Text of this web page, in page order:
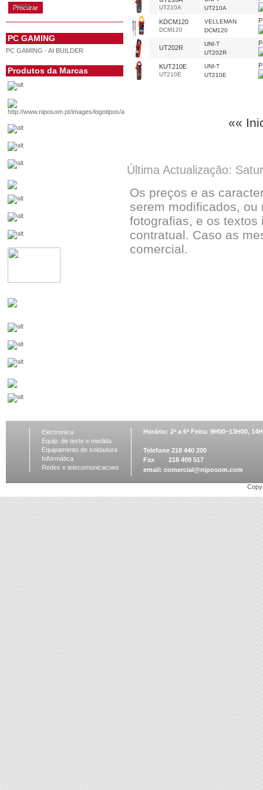
conta
PC GAMING
PC GAMING - AI BUILDER
Produtos da Marcas
UT210A
UT210A
KDCM120
DCM120
VELLEMAN
DCM120
UT202R
UNI-T
UT202R
KUT210E
UT210E
UNI-T
UT210E
««
Última Actualização:
Os preços e as
serem modificados, ou
fotografias, e os
contratual. Caso as
comercial.
Electronica
Equip. de teste e medida
Equipamento de soldadura
Informática
Redes e telecomunicacoes
Horário: 2ª a 6ª Feira: 9H00~13H00,
Telefone 218 440 200
Fax 218 409 517
email: comercial@niposom.com